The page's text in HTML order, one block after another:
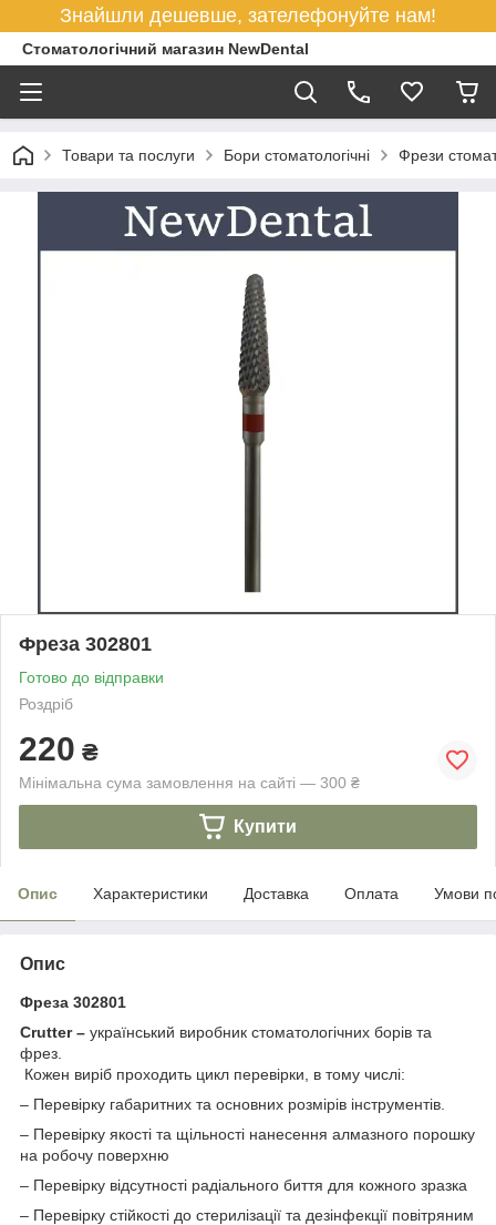
Знайшли дешевше, зателефонуйте нам!
Стоматологічний магазин NewDental
Товари та послуги Бори стоматологічні Фрези
Фреза 302801
Готово до відправки
Роздріб
220 ₴
Мінімальна сума замовлення на сайті — 300 ₴
Купити
Опис Характеристики Доставка Оплата Умови
Опис
Фреза 302801
Crutter – український виробник стоматологічних борів та
фрез.
Кожен виріб проходить цикл перевірки, в тому числі:
– Перевірку габаритних та основних розмірів інструментів.
– Перевірку якості та щільності нанесення алмазного порошку
на робочу поверхню
– Перевірку відсутності радіального биття для кожного зразка
– Перевірку стійкості до стерилізації та дезінфекції повітряним